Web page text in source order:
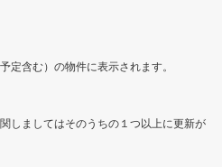
定含む）の物件に表示されます。
しましてはそのうちの１つ以上に更新が